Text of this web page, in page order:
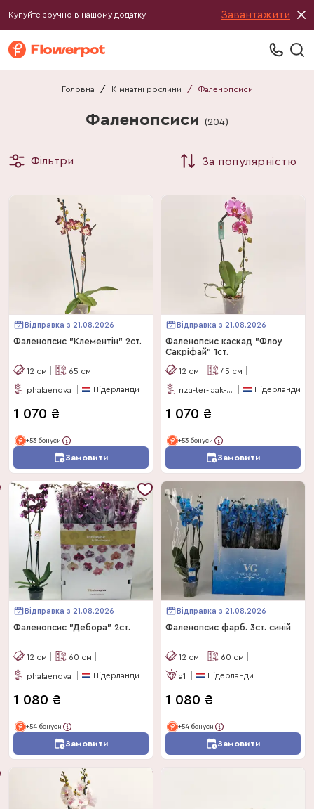
Купуйте зручно в нашому додатку Завантажити
Головна / Кімнатні рослини / Фаленопсиси
Фаленопсиси (204)
Фільтри За популярністю
Відправка з 21.08.2026
Фаленопсис "Клементін" 2ст.
12 см 65 см
phalaenova Нідерланди
1 070 ₴
+53 бонуси
Замовити
Відправка з 21.08.2026
Фаленопсис каскад "Флоу
Сакріфай" 1ст.
12 см 45 см
riza-ter-laak-orchios Нідерланди
1 070 ₴
+53 бонуси
Замовити
Відправка з 21.08.2026
Фаленопсис "Дебора" 2ст.
12 см 60 см
phalaenova Нідерланди
1 080 ₴
+54 бонуси
Замовити
Відправка з 21.08.2026
Фаленопсис фарб. 3ст. синій
12 см 60 см
a1 Нідерланди
1 080 ₴
+54 бонуси
Замовити